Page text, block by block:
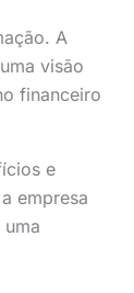
A
visão
financeiro
e
empresa